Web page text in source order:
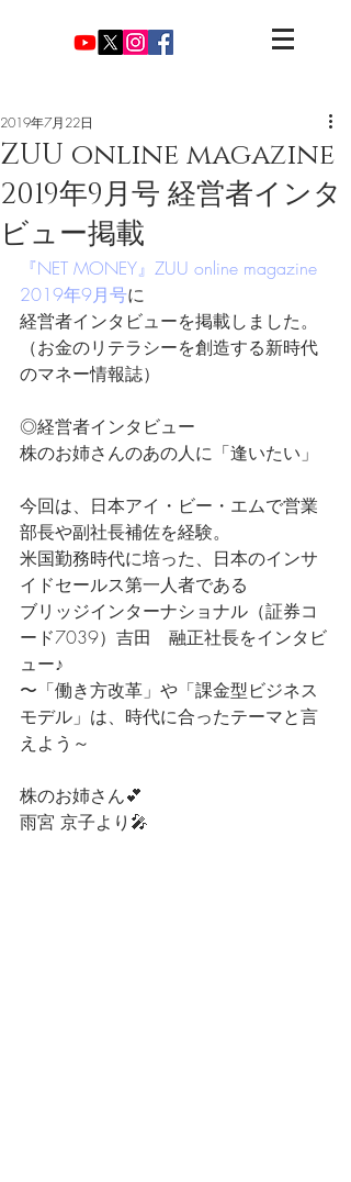
ZUU online magazine
2019年9月号 経営者インタ
ビュー掲載
2019年7月22日
『NET MONEY』ZUU online magazine
2019年9月号に
経営者インタビューを掲載しました。
（お金のリテラシーを創造する新時代
のマネー情報誌）
◎経営者インタビュー
株のお姉さんのあの人に「逢いたい」
今回は、日本アイ・ビー・エムで営業
部長や副社長補佐を経験。
米国勤務時代に培った、日本のインサ
イドセールス第一人者である
ブリッジインターナショナル（証券コ
ード7039）吉田　融正社長をインタビ
ュー♪
〜「働き方改革」や「課金型ビジネス
モデル」は、時代に合ったテーマと言
えよう～
株のお姉さん💕
雨宮 京子より🎤